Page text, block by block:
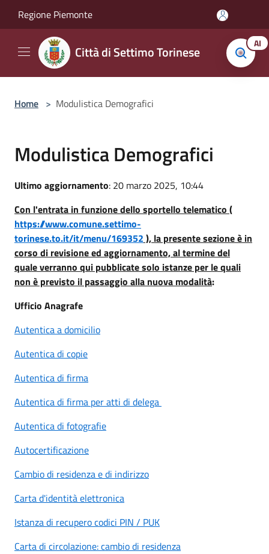
Regione Piemonte
Città di Settimo Torinese AI
Home > Modulistica Demografici
Modulistica Demografici
Ultimo aggiornamento: 20 marzo 2025, 10:44
Con l'entrata in funzione dello sportello telematico (
https://www.comune.settimo-
torinese.to.it/it/menu/169352 ), la presente sezione è in
corso di revisione ed aggiornamento, al termine del
quale verranno qui pubblicate solo istanze per le quali
non è previsto il passaggio alla nuova modalità:
Ufficio Anagrafe
Autentica a domicilio
Autentica di copie
Autentica di firma
Autentica di firma peratti di delega
Autentica di fotografie
Autocertificazione
Cambio di residenza e di indirizzo
Carta d'identità elettronica
Istanza di recupero codici PIN / PUK
Carta di circolazione: cambio di residenza